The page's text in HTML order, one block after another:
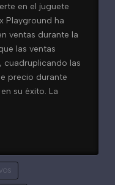
en el juguete
Playground ha
ventas durante la
las ventas
cuadruplicando las
precio durante
su éxito. La